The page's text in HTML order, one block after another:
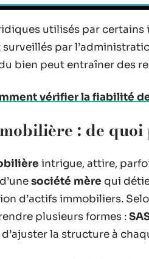
utilisés par
par
bien peut entraîner des
vérifier la fiabilité
: de
intrigue, attire,
société mère qui
d’actifs immobiliers.
plusieurs formes :
la structure à